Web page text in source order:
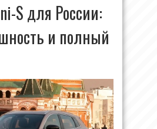
S для России:
и полный